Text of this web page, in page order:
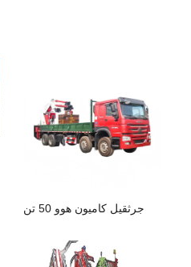
جرثقیل کامیون هوو 50 تن